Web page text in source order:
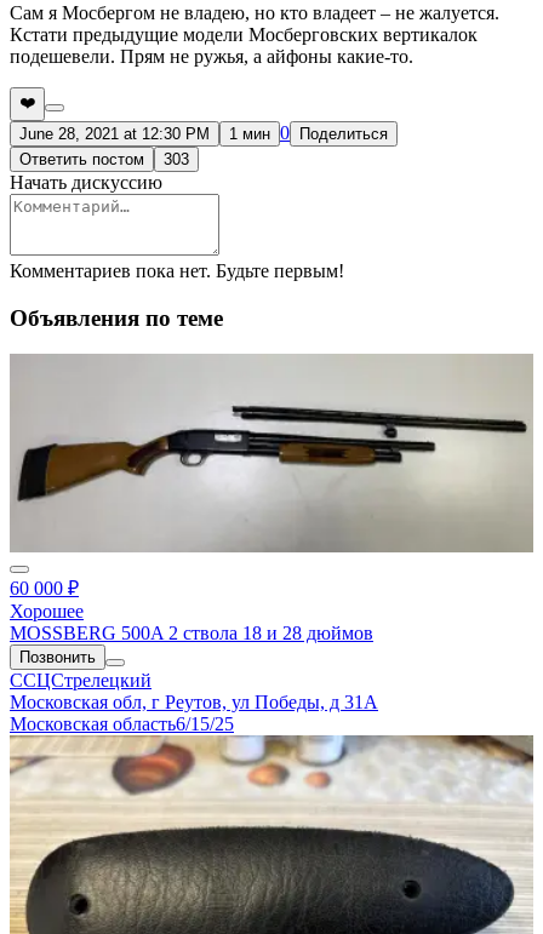
Сам я Мосбергом не владею, но кто владеет – не жалуется.
Кстати предыдущие модели Мосберговских вертикалок
подешевели. Прям не ружья, а айфоны какие-то.
❤️
June 28, 2021 at 12:30 PM
1 мин 0
Поделиться
Ответить постом
303
Начать дискуссию
Комментариев пока нет. Будьте первым!
Объявления по теме
60 000 ₽
Хорошее
MOSSBERG 500A 2 ствола 18 и 28 дюймов
Позвонить
ССЦСтрелецкий
Московская обл, г Реутов, ул Победы, д 31А
Московская область6/15/25